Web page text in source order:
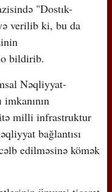
"Dostık-
verilib ki, bu da
o bildirib.
Nəqliyyat-
milli infrastruktur
bağlantısı
edilməsinə kömək